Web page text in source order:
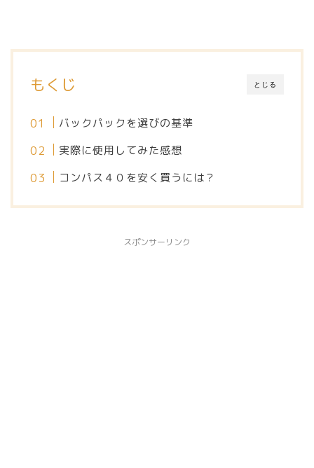
とじる
もくじ
バックパックを選びの基準
実際に使用してみた感想
コンパス４０を安く買うには？
スポンサーリンク